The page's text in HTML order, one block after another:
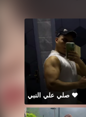
صلي علي النبي ♥️